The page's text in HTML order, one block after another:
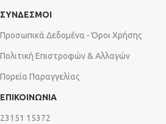
ΣΥΝΔΕΣΜΟΙ
Προσωπικά Δεδομένα - Όροι Χρήσης
Πολιτική Επιστροφών & Αλλαγών
Πορεία Παραγγελίας
ΕΠΙΚΟΙΝΩΝΙΑ
23151 15372